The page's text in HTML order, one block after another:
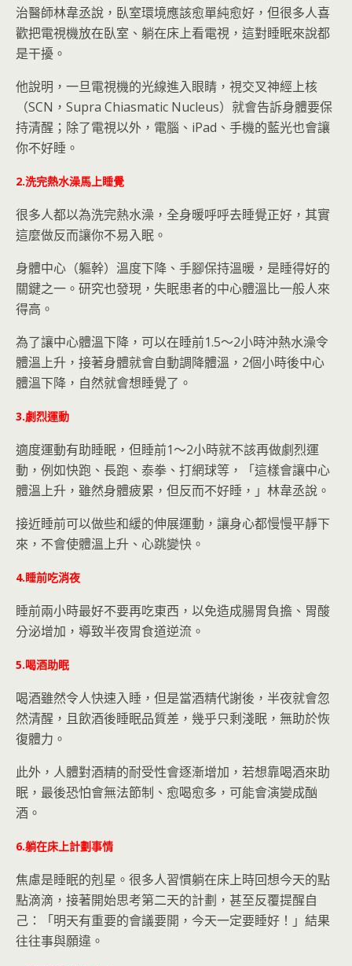
治醫師林韋丞說，臥室環境應該愈單純愈好，但很多人喜
歡把電視機放在臥室、躺在床上看電視，這對睡眠來說都
是干擾。
他說明，一旦電視機的光線進入眼睛，視交叉神經上核
（SCN，Supra Chiasmatic Nucleus）就會告訴身體要保
持清醒；除了電視以外，電腦、iPad、手機的藍光也會讓
你不好睡。
2.洗完熱水澡馬上睡覺
很多人都以為洗完熱水澡，全身暖呼呼去睡覺正好，其實
這麼做反而讓你不易入眠。
身體中心（軀幹）溫度下降、手腳保持溫暖，是睡得好的
關鍵之一。研究也發現，失眠患者的中心體溫比一般人來
得高。
為了讓中心體溫下降，可以在睡前1.5～2小時沖熱水澡令
體溫上升，接著身體就會自動調降體溫，2個小時後中心
體溫下降，自然就會想睡覺了。
3.劇烈運動
適度運動有助睡眠，但睡前1～2小時就不該再做劇烈運
動，例如快跑、長跑、泰拳、打網球等，「這樣會讓中心
體溫上升，雖然身體疲累，但反而不好睡，」林韋丞說。
接近睡前可以做些和緩的伸展運動，讓身心都慢慢平靜下
來，不會使體溫上升、心跳變快。
4.睡前吃消夜
睡前兩小時最好不要再吃東西，以免造成腸胃負擔、胃酸
分泌增加，導致半夜胃食道逆流。
5.喝酒助眠
喝酒雖然令人快速入睡，但是當酒精代謝後，半夜就會忽
然清醒，且飲酒後睡眠品質差，幾乎只剩淺眠，無助於恢
復體力。
此外，人體對酒精的耐受性會逐漸增加，若想靠喝酒來助
眠，最後恐怕會無法節制、愈喝愈多，可能會演變成酗
酒。
6.躺在床上計劃事情
焦慮是睡眠的剋星。很多人習慣躺在床上時回想今天的點
點滴滴，接著開始思考第二天的計劃，甚至反覆提醒自
己：「明天有重要的會議要開，今天一定要睡好！」結果
往往事與願違。